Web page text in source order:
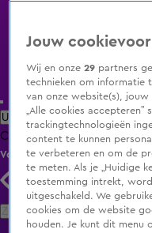
Uitzending Gemist Populaire
ClipsFilmsRadioSmart TV
Volg KIJK
Zoeken
Jouw
Wij en onze29 partners
technieken om informatie
van onze website(s),
„Alle cookies
trackingtechnologieën
content te kunnen
te verbeteren en om de
te meten. Als je „Huidige
toestemming intrekt,
uitgeschakeld. We
cookies om de website
houden. Je kunt dit menu